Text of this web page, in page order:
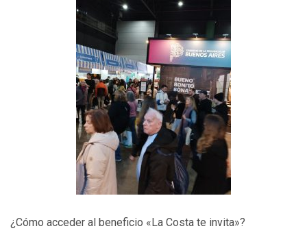
¿Cómo acceder al beneficio «La Costa te invita»?